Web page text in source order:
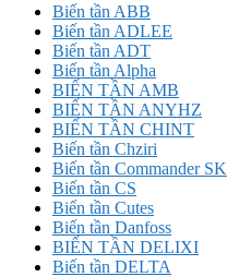
Biến tần ABB
Biến tần ADLEE
Biến tần ADT
Biến tần Alpha
BIẾN TẦN AMB
BIẾN TẦN ANYHZ
BIẾN TẦN CHINT
Biến tần Chziri
Biến tần Commander SK
Biến tần CS
Biến tần Cutes
Biến tần Danfoss
BIẾN TẦN DELIXI
Biến tần DELTA